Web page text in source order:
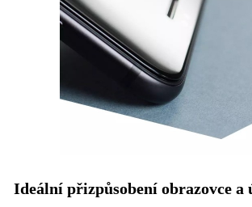
Ideální přizpůsobení obrazovce a